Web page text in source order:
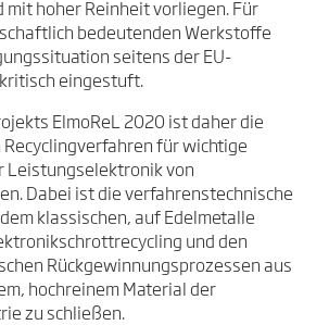
mit hoher Reinheit vorliegen. Für
bedeutenden Werkstoffe
seitens der EU-
eingestuft.
ElmoReL 2020 ist daher die
Recyclingverfahren für wichtige
Leistungselektronik von
Dabei ist die verfahrenstechnische
klassischen, auf Edelmetalle
und den
Rückgewinnungsprozessen aus
hochreinem Material der
zu schließen.